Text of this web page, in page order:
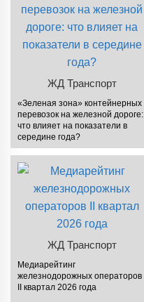
ЖД Транспорт
«Зеленая зона» контейнерных
перевозок на железной дороге:
что влияет на показатели в
середине года?
ЖД Транспорт
Медиарейтинг
железнодорожных операторов
II квартал 2026 года